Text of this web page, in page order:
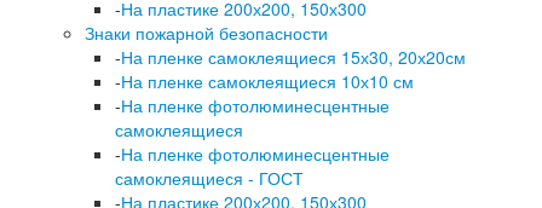
-На пластике 200х200, 150х300
Знаки пожарной безопасности
-На пленке самоклеящиеся 15х30, 20х20см
-На пленке самоклеящиеся 10х10 см
-На пленке фотолюминесцентные
самоклеящиеся
-На пленке фотолюминесцентные
самоклеящиеся - ГОСТ
-На пластике 200х200, 150х300